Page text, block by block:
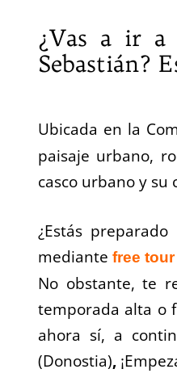
¿Vas a ir a
Sebastián?
Ubicada en la
paisaje urbano,
casco urbano y
¿Estás
mediantefree
No obstante, te
temporada alta o
ahora sí, a
(Donostia),